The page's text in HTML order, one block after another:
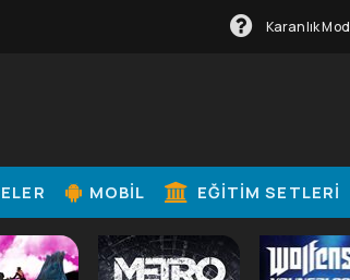
Karanlık Mod
MOBIL EĞITIM SETLERI